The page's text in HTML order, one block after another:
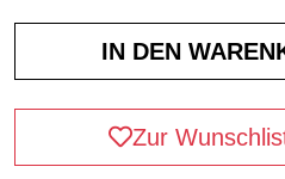
Zur